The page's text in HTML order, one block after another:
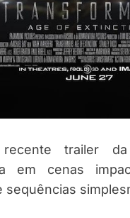
trailer
em cenas
sequências